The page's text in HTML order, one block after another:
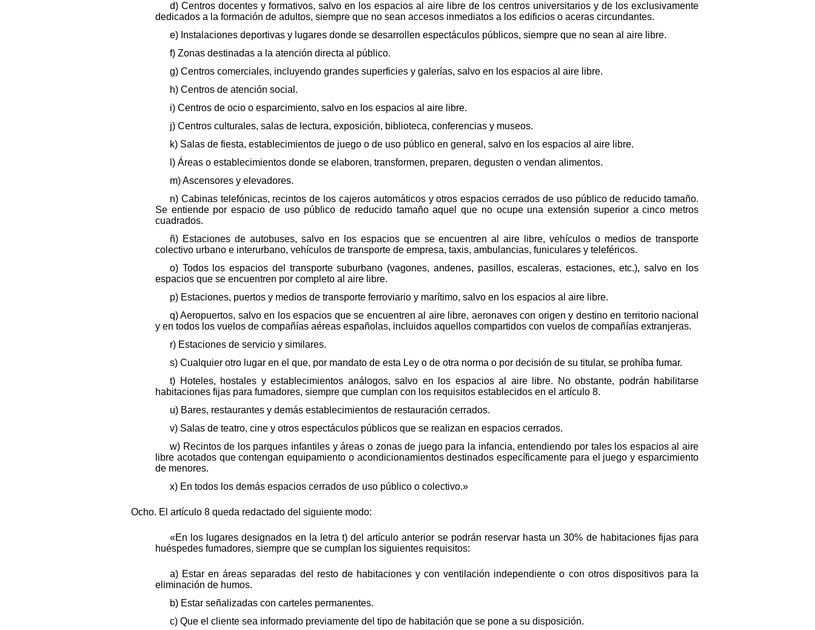
d) Centros docentes y formativos, salvo en los espacios al aire libre de los centros universitarios y de los exclusivamente
dedicados a la formación de adultos, siempre que no sean accesos inmediatos a los edificios o aceras circundantes.
e) Instalaciones deportivas y lugares donde se desarrollen espectáculos públicos, siempre que no sean al aire libre.
f) Zonas destinadas a la atención directa al público.
g) Centros comerciales, incluyendo grandes superficies y galerías, salvo en los espacios al aire libre.
h) Centros de atención social.
i) Centros de ocio o esparcimiento, salvo en los espacios al aire libre.
j) Centros culturales, salas de lectura, exposición, biblioteca, conferencias y museos.
k) Salas de fiesta, establecimientos de juego o de uso público en general, salvo en los espacios al aire libre.
l) Áreas o establecimientos donde se elaboren, transformen, preparen, degusten o vendan alimentos.
m) Ascensores y elevadores.
n) Cabinas telefónicas, recintos de los cajeros automáticos y otros espacios cerrados de uso público de reducido tamaño.
Se entiende por espacio de uso público de reducido tamaño aquel que no ocupe una extensión superior a cinco metros
cuadrados.
ñ) Estaciones de autobuses, salvo en los espacios que se encuentren al aire libre, vehículos o medios de transporte
colectivo urbano e interurbano, vehículos de transporte de empresa, taxis, ambulancias, funiculares y teleféricos.
o) Todos los espacios del transporte suburbano (vagones, andenes, pasillos, escaleras, estaciones, etc.), salvo en los
espacios que se encuentren por completo al aire libre.
p) Estaciones, puertos y medios de transporte ferroviario y marítimo, salvo en los espacios al aire libre.
q) Aeropuertos, salvo en los espacios que se encuentren al aire libre, aeronaves con origen y destino en territorio nacional
y en todos los vuelos de compañías aéreas españolas, incluidos aquellos compartidos con vuelos de compañías extranjeras.
r) Estaciones de servicio y similares.
s) Cualquier otro lugar en el que, por mandato de esta Ley o de otra norma o por decisión de su titular, se prohíba fumar.
t) Hoteles, hostales y establecimientos análogos, salvo en los espacios al aire libre. No obstante, podrán habilitarse
habitaciones fijas para fumadores, siempre que cumplan con los requisitos establecidos en el artículo 8.
u) Bares, restaurantes y demás establecimientos de restauración cerrados.
v) Salas de teatro, cine y otros espectáculos públicos que se realizan en espacios cerrados.
w) Recintos de los parques infantiles y áreas o zonas de juego para la infancia, entendiendo por tales los espacios al aire
libre acotados que contengan equipamiento o acondicionamientos destinados específicamente para el juego y esparcimiento
de menores.
x) En todos los demás espacios cerrados de uso público o colectivo.»
Ocho. El artículo 8 queda redactado del siguiente modo:
«En los lugares designados en la letra t) del artículo anterior se podrán reservar hasta un 30% de habitaciones fijas para
huéspedes fumadores, siempre que se cumplan los siguientes requisitos:
a) Estar en áreas separadas del resto de habitaciones y con ventilación independiente o con otros dispositivos para la
eliminación de humos.
b) Estar señalizadas con carteles permanentes.
c) Que el cliente sea informado previamente del tipo de habitación que se pone a su disposición.